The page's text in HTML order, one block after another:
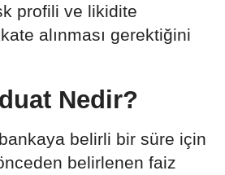
profili ve likidite
alınması gerektiğini
Nedir?
belirli bir süre için
belirlenen faiz